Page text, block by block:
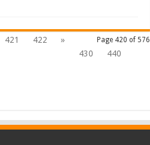
Page 420 of 576
421 422
»
430
440